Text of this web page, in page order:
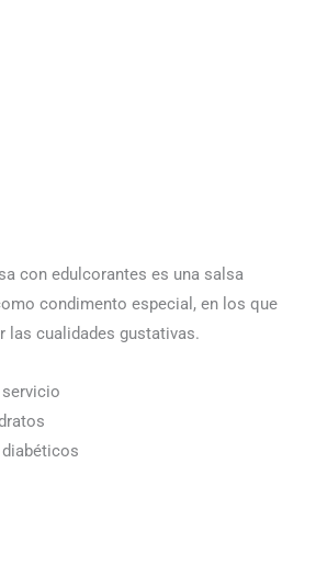
con edulcorantes es una salsa
condimento especial, en los que
las cualidades gustativas.